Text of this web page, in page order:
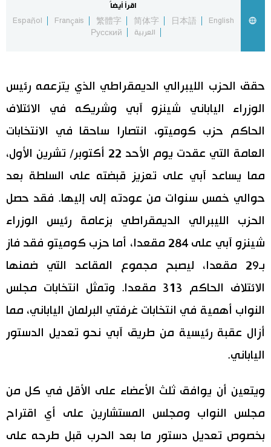
الأقسام
صور
أشخاص
تجارب وآراء
سياسة
مجتمع
لايف ستايل
إعلان
الأكثر تفاعلا
اللغة اليابانية
هو وهي
تواصل معنا
اقرأ أيضاً
English
日本語
简体字
繁體字
Français
Español
العربية
Русский
حقق الحزب الليبرالي الديمقراطي الذي يتزعمه رئيس
الوزراء الياباني شينزو آبي وشريكه في الائتلاف
الحاكم حزب كوميتو، انتصارا ساحقا في الانتخابات
العامة التي عقدت يوم الأحد 22 أكتوبر/ تشرين الأول،
مما يساعد آبي على تعزيز قبضته على السلطة بعد
حوالي خمس سنوات من عودته إلى إليها. فقد حصل
الحزب الليبرالي الديمقراطي بزعامة رئيس الوزراء
شينزو آبي على 284 مقعدا، أما حزب كوميتو فقد فاز
بـ29 مقعدا، ليصبح مجموع المقاعد التي ضمنها
الائتلاف الحاكم 313 مقعدا. وتمثل انتخابات مجلس
النواب أهمية في انتخابات غرفتي البرلمان الياباني، مما
أزال عقبة رئيسية من طريق آبي نحو تعديل الدستور
الياباني.
ويتعين أن يوافق ثلث الأعضاء على الأقل في كل من
مجلس النواب ومجلس المستشارين على أي اقتراح
بخصوص تعديل دستور ما بعد الحرب قبل طرحه على